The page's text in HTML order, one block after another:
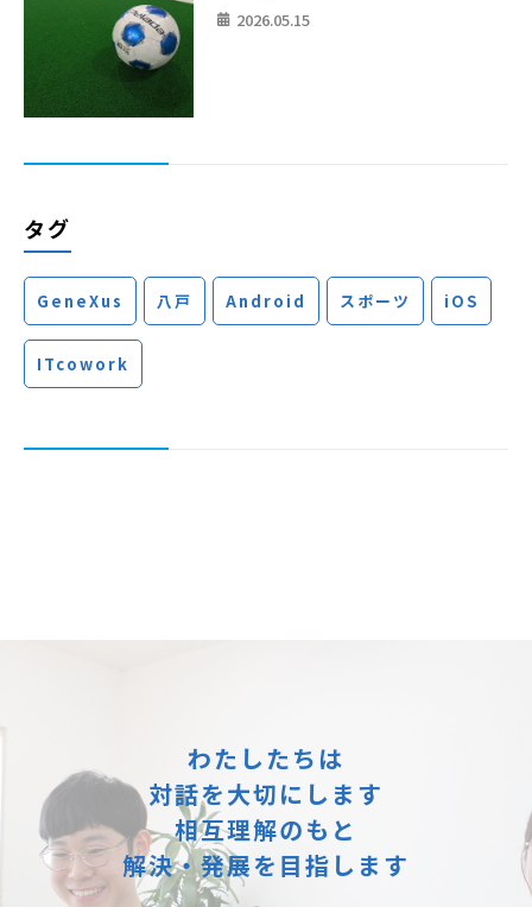
2026.05.15
タグ
GeneXus 八戸 Android スポーツ iOS
ITcowork
わたしたちは
対話を大切にします
相互理解のもと
解決・発展を目指します